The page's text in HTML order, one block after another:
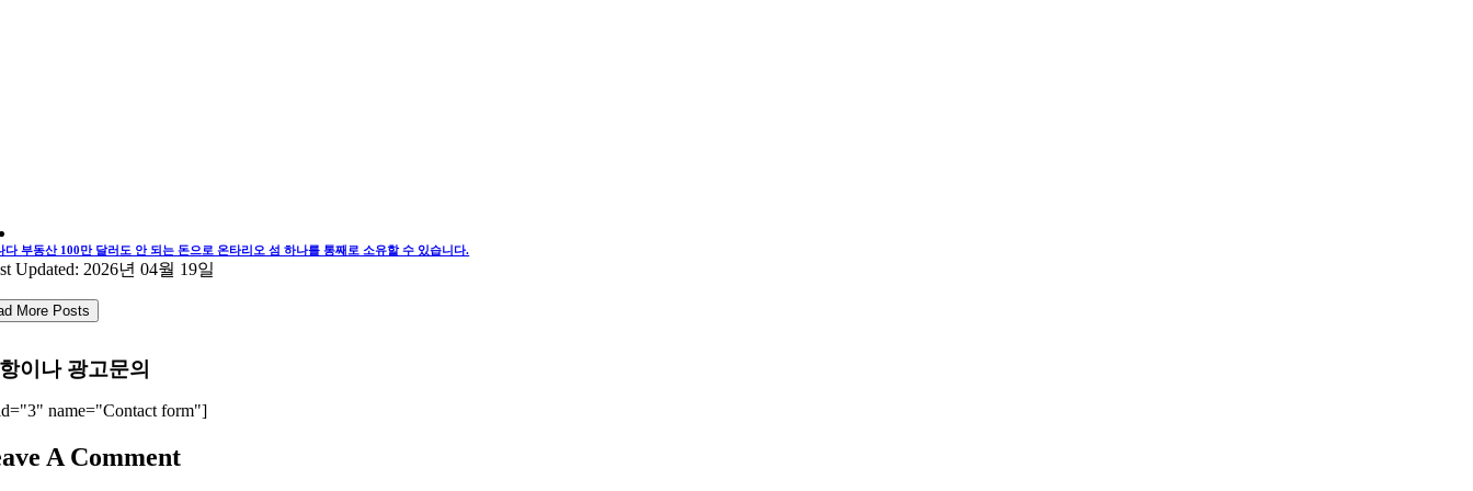
다 부동산 100만 달러도 안 되는 돈으로 온타리오 섬 하나를 통째로 소유할 수 있습니다.
Updated: 2026년 04월 19일
More Posts
이나 광고문의
name="Contact form"]
A Comment